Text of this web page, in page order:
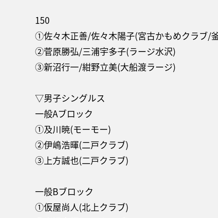
150
①佐々木正善/佐々木陽子(宮古かもめクラブ/
②菅原勝弘/三浦宇多子(ラージ水沢)
③新沼行一/紺野立美(大船渡ラージ)
▽男子シングルス
一般Aブロック
①及川暁(モーモー)
②伊嶋浩暉(二戸クラブ)
③上方誠也(二戸クラブ)
一般Bブロック
①仮屋尚人(北上クラブ)